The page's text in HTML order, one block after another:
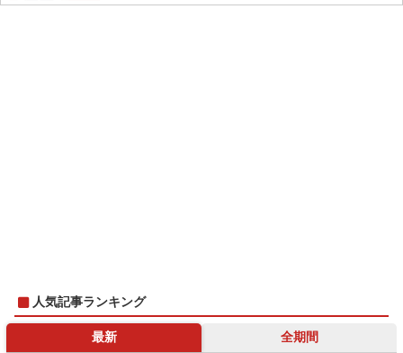
人気記事ランキング
最新 全期間